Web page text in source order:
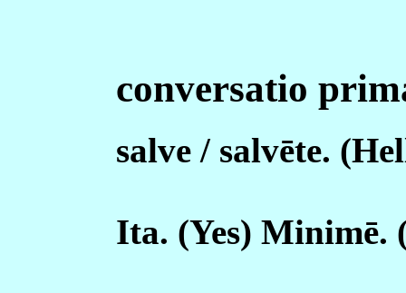
conversatio
salve / salvēte.
Ita. (Yes) Minimē.